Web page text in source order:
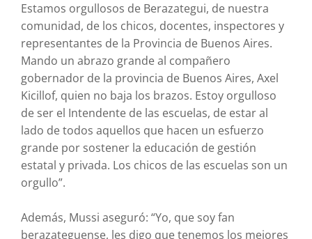
Estamos orgullosos de Berazategui, de nuestra
comunidad, de los chicos, docentes, inspectores y
representantes de la Provincia de Buenos Aires.
Mando un abrazo grande al compañero
gobernador de la provincia de Buenos Aires, Axel
Kicillof, quien no baja los brazos. Estoy orgulloso
de ser el Intendente de las escuelas, de estar al
lado de todos aquellos que hacen un esfuerzo
grande por sostener la educación de gestión
estatal y privada. Los chicos de las escuelas son un
orgullo”.
Además, Mussi aseguró: “Yo, que soy fan
berazateguense, les digo que tenemos los mejores